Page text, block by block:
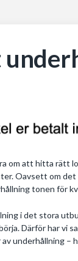
om att hitta rätt
Oavsett om
tonen för
i det stora
Därför har vi
underhållning –